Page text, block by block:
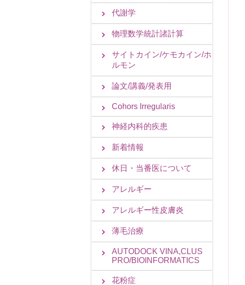
代謝学
物理数学統計諸計算
サイトカイン/ケモカイン/ホ
ルモン
論文/講義/発表用
Cohors Irregularis
神経内科的疾患
新着情報
休日・当番医について
アレルギー
アレルギー性皮膚炎
薄毛治療
AUTODOCK VINA,CLUS
PRO/BIOINFORMATICS
花粉症